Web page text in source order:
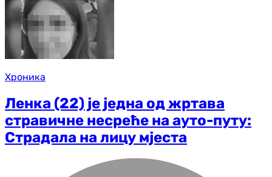
Хроника
Ленка (22) је једна од жртава
стравичне несреће на ауто-путу:
Страдала на лицу мјеста